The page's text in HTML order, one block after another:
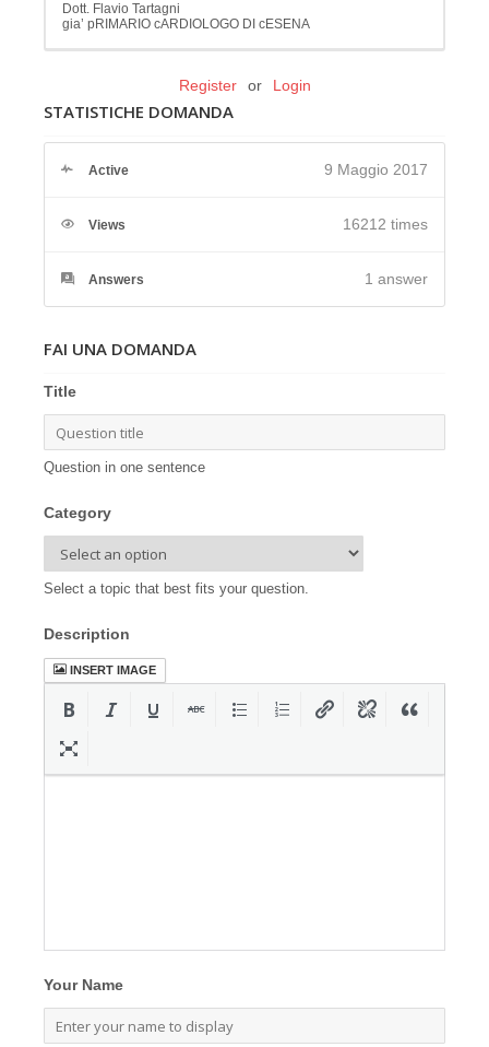
Dott. Flavio Tartagni
gia’ pRIMARIO cARDIOLOGO DI cESENA
Register or Login
STATISTICHE DOMANDA
Active 9 Maggio 2017
Views 16212 times
Answers 1 answer
FAI UNA DOMANDA
Title
Question in one sentence
Category
Select a topic that best fits your question.
Description
INSERT IMAGE
Your Name